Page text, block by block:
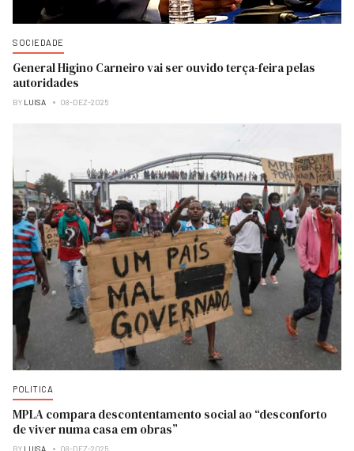
SOCIEDADE
General Higino Carneiro vai ser ouvido terça-feira pelas
autoridades
BY LUISA 08-DEZ-2025
POLITICA
MPLA compara descontentamento social ao “desconforto
de viver numa casa em obras”
BY LUISA 08-DEZ-2025